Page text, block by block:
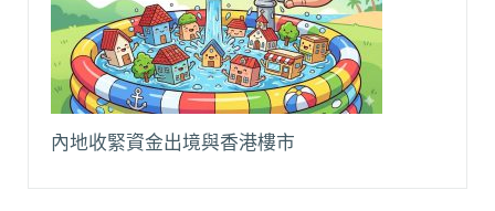
內地收緊資金出境與香港樓市